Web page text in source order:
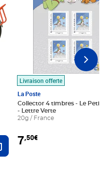
Ajouter au panier
Livraison offerte
La Poste
Collector 4 timbres - Le Petit
- Lettre Verte
20g / France
7,50€